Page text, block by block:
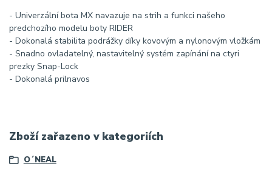
- Univerzální bota MX navazuje na strih a funkci našeho
predchozího modelu boty RIDER
- Dokonalá stabilita podrážky díky kovovým a nylonovým vložkám
- Snadno ovladatelný, nastavitelný systém zapínání na ctyri
prezky Snap-Lock
- Dokonalá prilnavos
Zboží zařazeno v kategoriích
O´NEAL